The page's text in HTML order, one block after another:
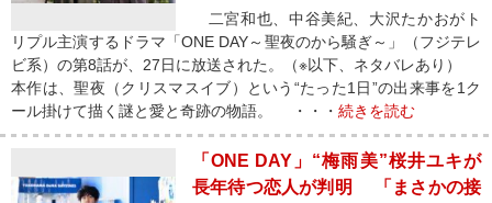
二宮和也、中谷美紀、大沢たかおがト
リプル主演するドラマ「ONE DAY～聖夜のから騒ぎ～」（フジテレ
ビ系）の第8話が、27日に放送された。（※以下、ネタバレあり）
本作は、聖夜（クリスマスイブ）という“たった1日”の出来事を1ク
ール掛けて描く謎と愛と奇跡の物語。 ・・・ 続きを読む
「ONE DAY」“梅雨美”桜井ユキが
長年待つ恋人が判明 「まさかの接